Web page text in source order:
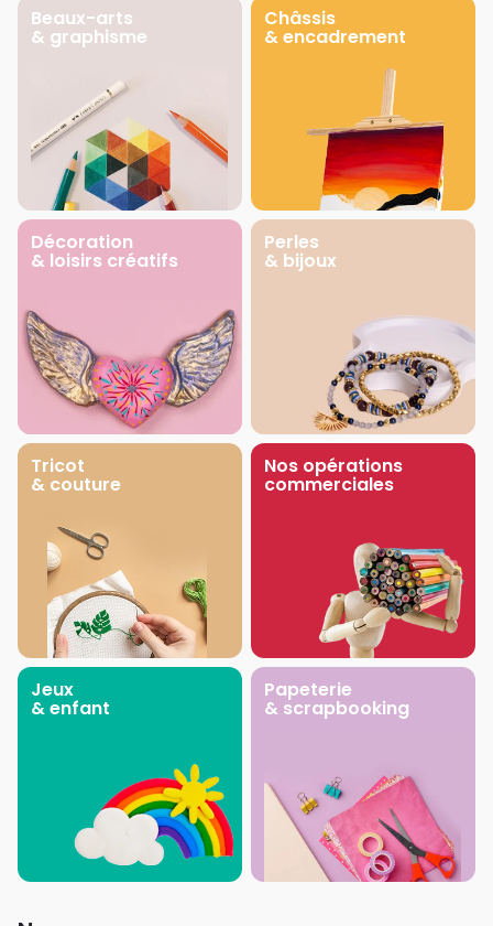
Beaux-arts
& graphisme
Châssis
& encadrement
Décoration
& loisirs créatifs
Perles
& bijoux
Tricot
& couture
Nos opérations
commerciales
Jeux
& enfant
Papeterie
& scrapbooking